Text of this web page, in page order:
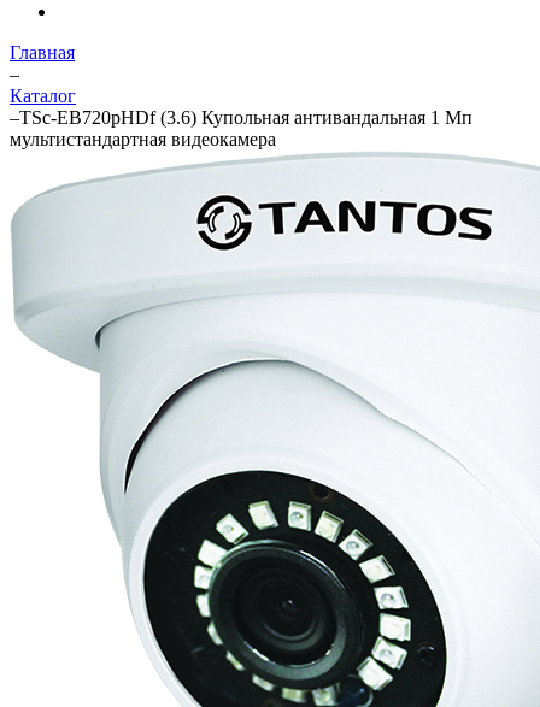
Главная
–
Каталог
–TSc-EB720pHDf (3.6) Купольная антивандальная 1 Мп
мультистандартная видеокамера